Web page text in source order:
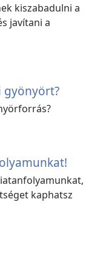
kiszabadulni a
javítani a
gyönyört?
kaphatsz